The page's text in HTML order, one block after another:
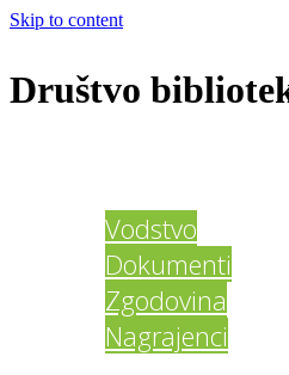
Skip to content
Društvo
Vodstvo
Dokumenti
Zgodovina
Nagrajenci